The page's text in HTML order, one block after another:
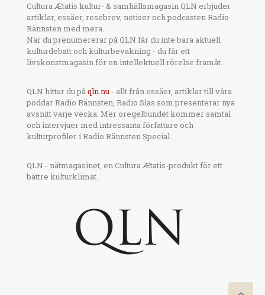
Cultura Ætatis kultur- & samhällsmagasin QLN erbjuder
artiklar, essäer, resebrev, notiser och podcasten Radio
Rännsten med mera.
När du prenumererar på QLN får du inte bara aktuell
kulturdebatt och kulturbevakning - du får ett
livskonstmagasin för en intellektuell rörelse framåt.
QLN hittar du påqln.nu - allt från essäer, artiklar till våra
poddar Radio Rännsten, Radio Slas som presenterar nya
avsnitt varje vecka. Mer oregelbundet kommer samtal
och intervjuer med intressanta författare och
kulturprofiler i Radio Rännsten Special.
QLN - nätmagasinet, en Cultura Ætatis-produkt för ett
bättre kulturklimat.